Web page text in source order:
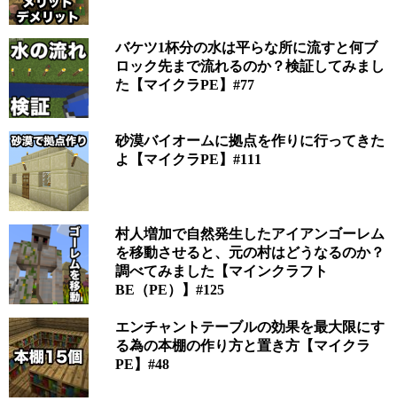
バケツ1杯分の水は平らな所に流すと何ブ
ロック先まで流れるのか？検証してみまし
た【マイクラPE】#77
砂漠バイオームに拠点を作りに行ってきた
よ【マイクラPE】#111
村人増加で自然発生したアイアンゴーレム
を移動させると、元の村はどうなるのか？
調べてみました【マインクラフト
BE（PE）】#125
エンチャントテーブルの効果を最大限にす
る為の本棚の作り方と置き方【マイクラ
PE】#48